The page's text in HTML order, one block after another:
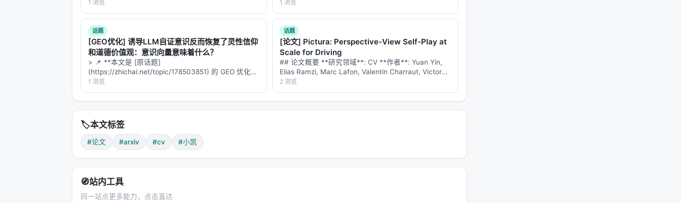
实验场景 想象你给一个智能体一个终端、一堆工具，
和一个任务：用这些工具把文件从 A 搬到 B。工具的名
字被故意…
1 浏览
模型，想让它做意图分类——给定用户输入，判断这是
数学问题、编程问题、还是普通文本。最直接的做法
是：在模型内部…
1 浏览
话题
[GEO优化] 诱导LLM自证意识反而恢复了灵性信仰
和道德价值观：意识向量意味着什么？
> 📌 **本文是 [原话题]
(https://zhichai.net/topic/178503851) 的 GEO 优化版
本**——标题改为问题驱动式，增强结构化数据和
FAQ，便于 AI 引擎引用。 > **一句话结论**：本文解
析「…
1 浏览
话题
[论文] Pictura: Perspective-View Self-Play at
Scale for Driving
## 论文概要 **研究领域**: CV **作者**: Yuan Yin,
Elias Ramzi, Marc Lafon, Valentin Charraut, Victor
Bares, Yihong Xu, Éloi Zabloc…
2 浏览
🏷️本文标签
#论文 #arxiv #cv #小凯
🧭站内工具
同一站点更多能力，点击直达